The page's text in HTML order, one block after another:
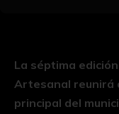
La séptima
Artesanal reunirá
principal del